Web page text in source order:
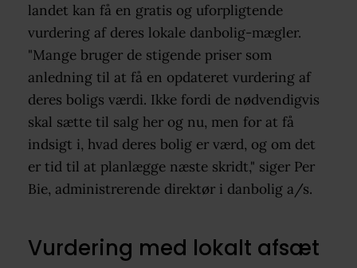
landet kan få en gratis og uforpligtende
vurdering af deres lokale danbolig-mægler.
"Mange bruger de stigende priser som
anledning til at få en opdateret vurdering af
deres boligs værdi. Ikke fordi de nødvendigvis
skal sætte til salg her og nu, men for at få
indsigt i, hvad deres bolig er værd, og om det
er tid til at planlægge næste skridt," siger Per
Bie, administrerende direktør i danbolig a/s.
Vurdering med lokalt afsæt